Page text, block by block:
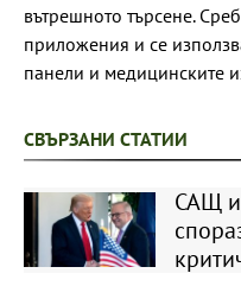
вътрешното търсене.
приложения и се
панели и медицинските
СВЪРЗАНИ СТАТИИ
САЩ и